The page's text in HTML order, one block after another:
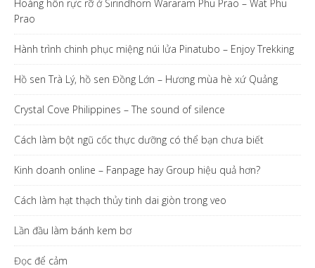
Hoàng hôn rực rỡ ở Sirindhorn Wararam Phu Prao – Wat Phu
Prao
Hành trình chinh phục miệng núi lửa Pinatubo – Enjoy Trekking
Hồ sen Trà Lý, hồ sen Đồng Lớn – Hương mùa hè xứ Quảng
Crystal Cove Philippines – The sound of silence
Cách làm bột ngũ cốc thực dưỡng có thể bạn chưa biết
Kinh doanh online – Fanpage hay Group hiệu quả hơn?
Cách làm hạt thạch thủy tinh dai giòn trong veo
Lần đầu làm bánh kem bơ
Đọc để cảm